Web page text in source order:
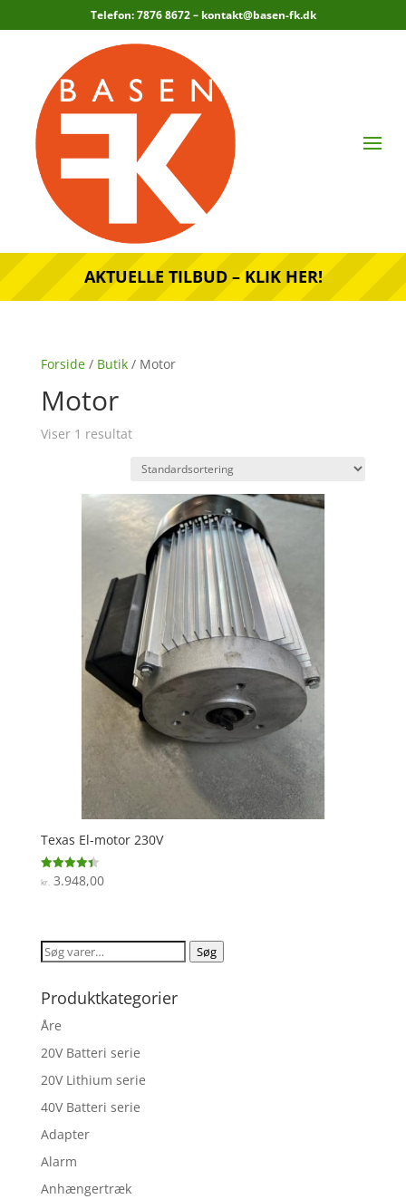
Telefon: 7876 8672 – kontakt@basen-fk.dk
AKTUELLE TILBUD – KLIK HER!
Forside/ Butik/ Motor
Motor
Viser 1 resultat
Texas El-motor 230V
Vurderet
4.4
kr.3.948,00
Søg
Søg
Produktkategorier
Åre
20V Batteri serie
20V Lithium serie
40V Batteri serie
Adapter
Alarm
Anhængertræk